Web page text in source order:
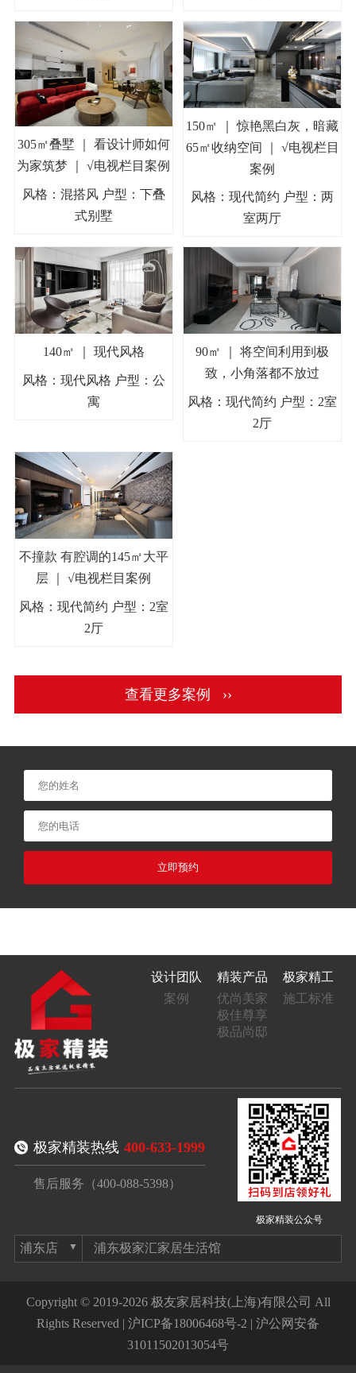
305㎡叠墅 ｜ 看设计师如何
为家筑梦 ｜ √电视栏目案例
风格：混搭风 户型：下叠
式别墅
150㎡ ｜ 惊艳黑白灰，暗藏
65㎡收纳空间 ｜ √电视栏目
案例
风格：现代简约 户型：两
室两厅
140㎡ ｜ 现代风格
风格：现代风格 户型：公
寓
90㎡ ｜ 将空间利用到极
致，小角落都不放过
风格：现代简约 户型：2室
2厅
不撞款 有腔调的145㎡大平
层 ｜ √电视栏目案例
风格：现代简约 户型：2室
2厅
查看更多案例 ››
立即预约
设计团队
案例
精装产品
优尚美家
极佳尊享
极品尚邸
极家精工
施工标准
极家精装热线 400-633-1999
售后服务（400-088-5398）
极家精装公众号
浦东极家汇家居生活馆
Copyright © 2019-2026 极友家居科技(上海)有限公司 All
Rights Reserved | 沪ICP备18006468号-2 | 沪公网安备
31011502013054号